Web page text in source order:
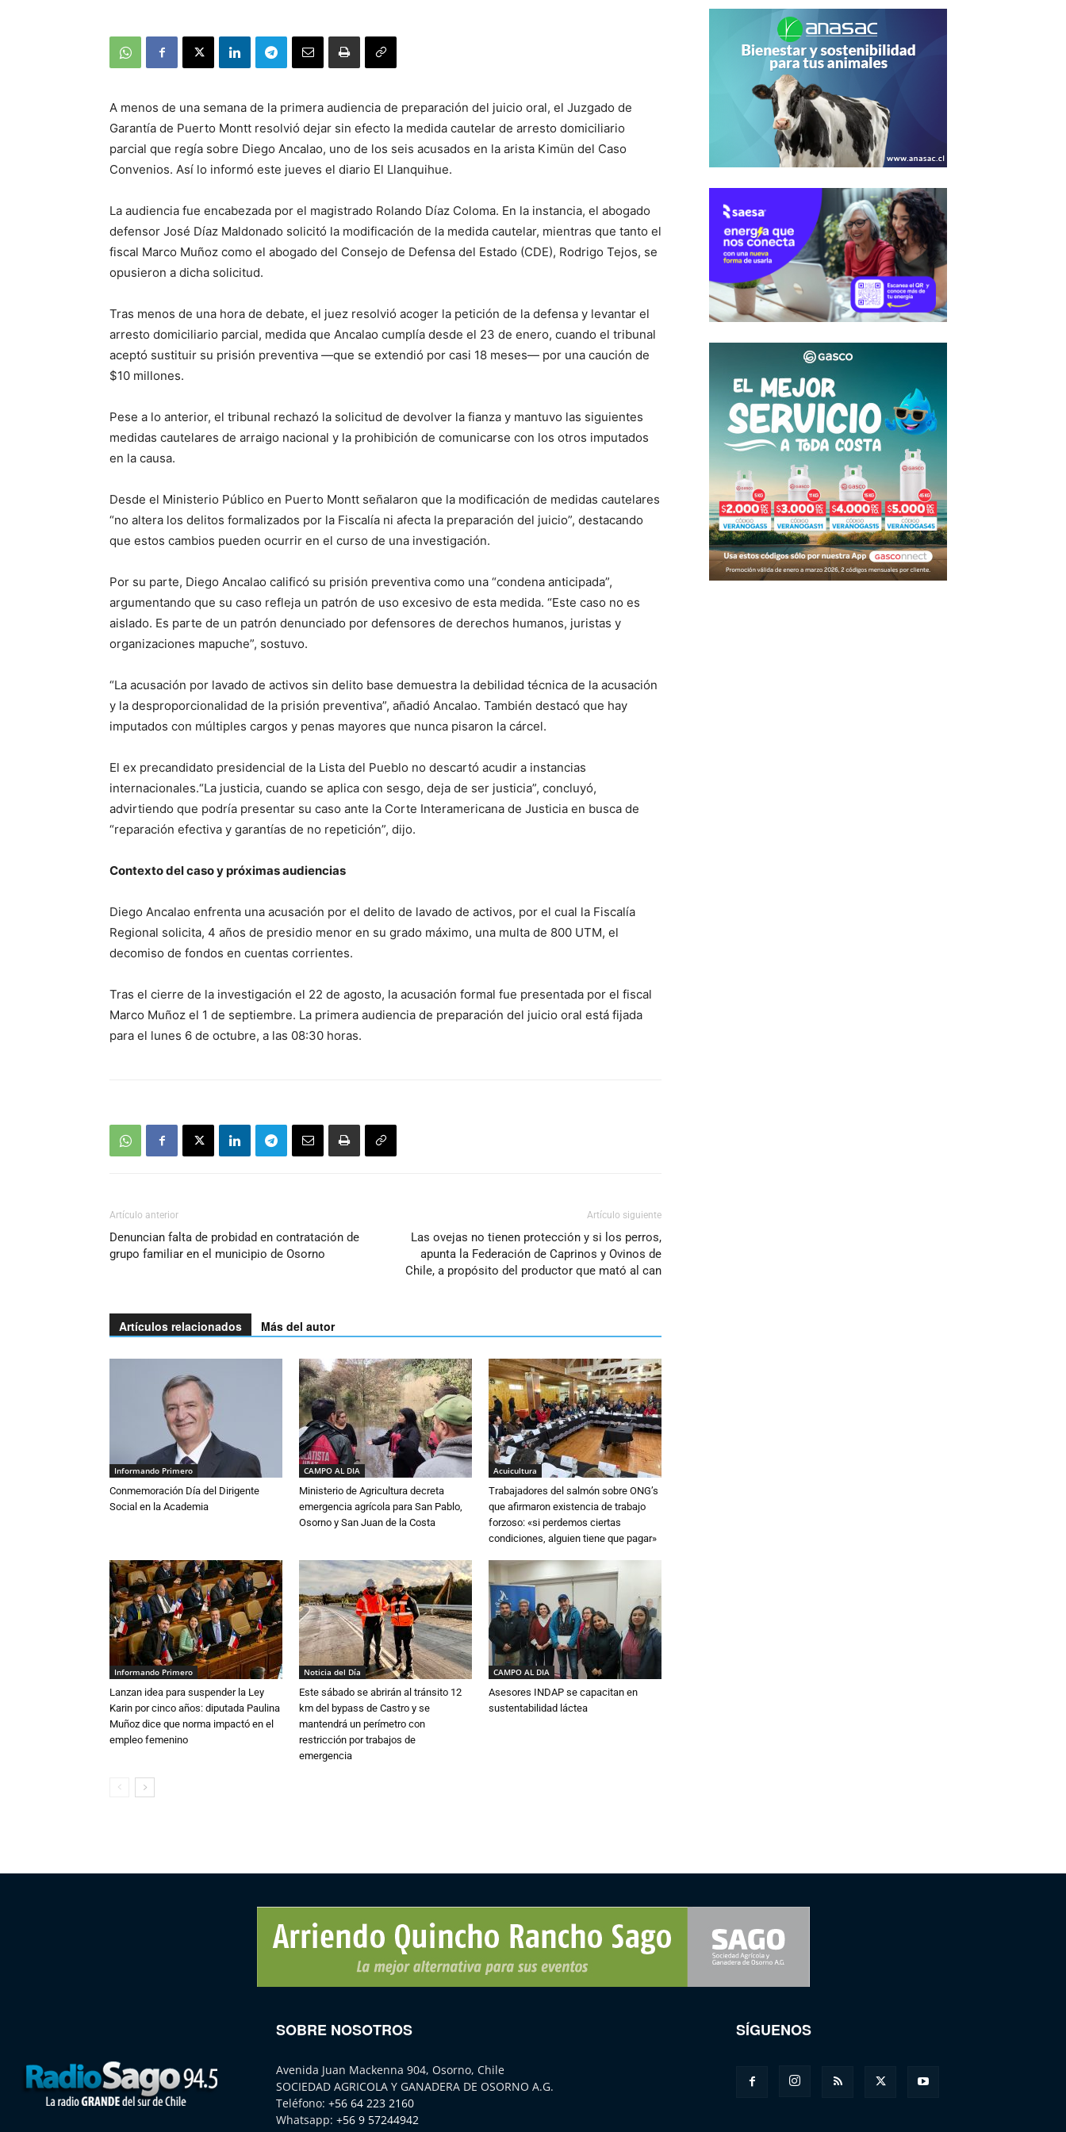
A menos de una semana de la primera audiencia de preparación del juicio oral, el Juzgado de
Garantía de Puerto Montt resolvió dejar sin efecto la medida cautelar de arresto domiciliario
parcial que regía sobre Diego Ancalao, uno de los seis acusados en la arista Kimün del Caso
Convenios. Así lo informó este jueves el diario El Llanquihue.
La audiencia fue encabezada por el magistrado Rolando Díaz Coloma. En la instancia, el abogado
defensor José Díaz Maldonado solicitó la modificación de la medida cautelar, mientras que tanto el
fiscal Marco Muñoz como el abogado del Consejo de Defensa del Estado (CDE), Rodrigo Tejos, se
opusieron a dicha solicitud.
Tras menos de una hora de debate, el juez resolvió acoger la petición de la defensa y levantar el
arresto domiciliario parcial, medida que Ancalao cumplía desde el 23 de enero, cuando el tribunal
aceptó sustituir su prisión preventiva —que se extendió por casi 18 meses— por una caución de
$10 millones.
Pese a lo anterior, el tribunal rechazó la solicitud de devolver la fianza y mantuvo las siguientes
medidas cautelares de arraigo nacional y la prohibición de comunicarse con los otros imputados
en la causa.
Desde el Ministerio Público en Puerto Montt señalaron que la modificación de medidas cautelares
“no altera los delitos formalizados por la Fiscalía ni afecta la preparación del juicio”, destacando
que estos cambios pueden ocurrir en el curso de una investigación.
Por su parte, Diego Ancalao calificó su prisión preventiva como una “condena anticipada”,
argumentando que su caso refleja un patrón de uso excesivo de esta medida. “Este caso no es
aislado. Es parte de un patrón denunciado por defensores de derechos humanos, juristas y
organizaciones mapuche”, sostuvo.
“La acusación por lavado de activos sin delito base demuestra la debilidad técnica de la acusación
y la desproporcionalidad de la prisión preventiva”, añadió Ancalao. También destacó que hay
imputados con múltiples cargos y penas mayores que nunca pisaron la cárcel.
El ex precandidato presidencial de la Lista del Pueblo no descartó acudir a instancias
internacionales.“La justicia, cuando se aplica con sesgo, deja de ser justicia”, concluyó,
advirtiendo que podría presentar su caso ante la Corte Interamericana de Justicia en busca de
“reparación efectiva y garantías de no repetición”, dijo.
Contexto del caso y próximas audiencias
Diego Ancalao enfrenta una acusación por el delito de lavado de activos, por el cual la Fiscalía
Regional solicita, 4 años de presidio menor en su grado máximo, una multa de 800 UTM, el
decomiso de fondos en cuentas corrientes.
Tras el cierre de la investigación el 22 de agosto, la acusación formal fue presentada por el fiscal
Marco Muñoz el 1 de septiembre. La primera audiencia de preparación del juicio oral está fijada
para el lunes 6 de octubre, a las 08:30 horas.
Artículo anterior
Denuncian falta de probidad en contratación de
grupo familiar en el municipio de Osorno
Artículo siguiente
Las ovejas no tienen protección y si los perros,
apunta la Federación de Caprinos y Ovinos de
Chile, a propósito del productor que mató al can
Artículos relacionados Más del autor
Informando Primero
Conmemoración Día del Dirigente
Social en la Academia
CAMPO AL DIA
Ministerio de Agricultura decreta
emergencia agrícola para San Pablo,
Osorno y San Juan de la Costa
Acuicultura
Trabajadores del salmón sobre ONG’s
que afirmaron existencia de trabajo
forzoso: «si perdemos ciertas
condiciones, alguien tiene que pagar»
Informando Primero
Lanzan idea para suspender la Ley
Karin por cinco años: diputada Paulina
Muñoz dice que norma impactó en el
empleo femenino
Noticia del Día
Este sábado se abrirán al tránsito 12
km del bypass de Castro y se
mantendrá un perímetro con
restricción por trabajos de
emergencia
CAMPO AL DIA
Asesores INDAP se capacitan en
sustentabilidad láctea
SOBRE NOSOTROS
Avenida Juan Mackenna 904, Osorno, Chile
SOCIEDAD AGRICOLA Y GANADERA DE OSORNO A.G.
Teléfono: +56 64 223 2160
Whatsapp: +56 9 57244942
SÍGUENOS